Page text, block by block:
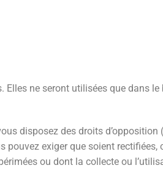
ne seront utilisées que dans le
disposez des droits d’opposition
pouvez exiger que soient rectifiées,
ou dont la collecte ou